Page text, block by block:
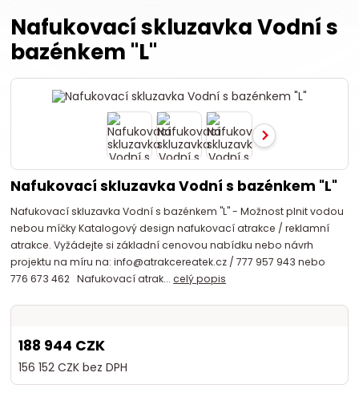
Nafukovací skluzavka Vodní s
bazénkem "L"
Nafukovací skluzavka Vodní s bazénkem "L"
Nafukovací skluzavka Vodní s bazénkem "L" - Možnost plnit vodou
nebou míčky Katalogový design nafukovací atrakce / reklamní
atrakce. Vyžádejte si základní cenovou nabídku nebo návrh
projektu na míru na: info@atrakcereatek.cz / 777 957 943 nebo
776 673 462 Nafukovací atrak...celý popis
188 944 CZK
156 152 CZK bez DPH